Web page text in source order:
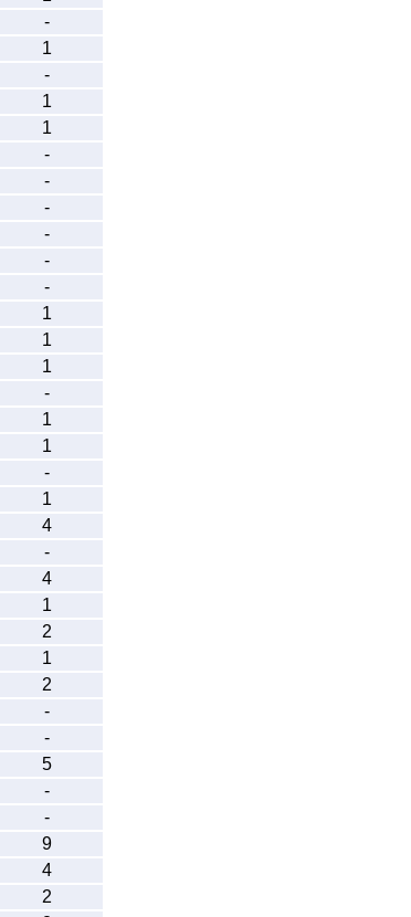
-
1
-
1
1
-
-
-
-
-
-
1
1
1
-
1
1
-
1
4
-
4
1
2
1
2
-
-
5
-
-
9
4
2